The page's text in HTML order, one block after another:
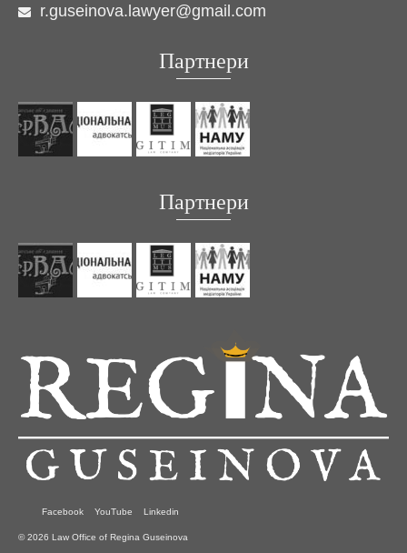
r.guseinova.lawyer@gmail.com
Партнери
Партнери
Facebook YouTube Linkedin
© 2026 Law Office of Regina Guseinova